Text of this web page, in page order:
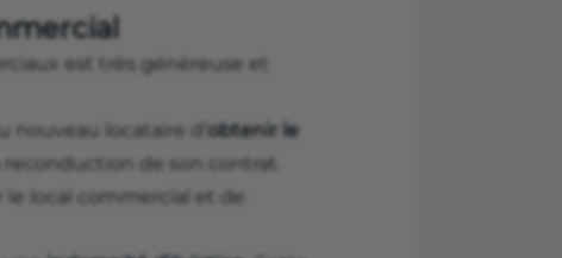
est très généreuse et
locataire d’ obtenir le
reconduction de son contrat.
local commercial et de